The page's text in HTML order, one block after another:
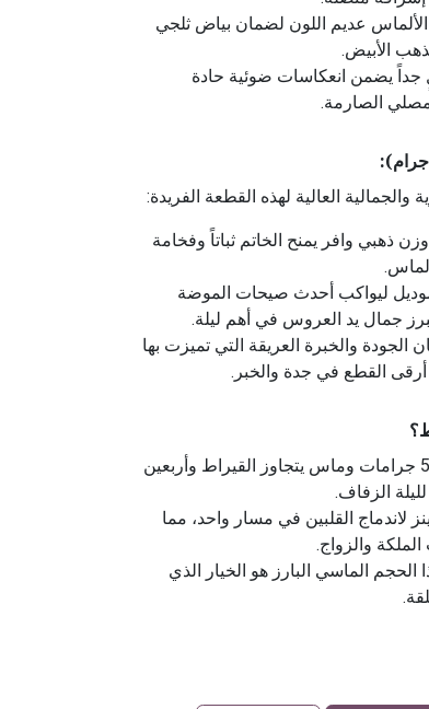
عديم اللون لضمان بياض ثلجي
الأبيض.
يضمن انعكاسات ضوئية حادة
مصلي الصارمة.
العالية لهذه القطعة الفريدة:
وزن ذهبي وافر يمنح الخاتم ثباتاً وفخامة
ليواكب أحدث صيحات الموضة
جمال يد العروس في أهم ليلة.
والخبرة العريقة التي تميزت بها
القطع في جدة والخبر.
بوزن ذهبي يتجاوز 5 جرامات وماس يتجاوز القيراط وأربعين
الزفاف.
لاندماج القلبين في مسار واحد، مما
والزواج.
الحجم الماسي البارز هو الخيار الذي